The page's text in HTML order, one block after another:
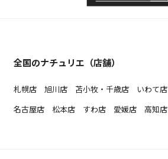
全国のナチュリエ（店舗）
札幌店 旭川店 苫小牧・千歳店 いわて店
名古屋店
松本店 すわ店 愛媛店 高知店